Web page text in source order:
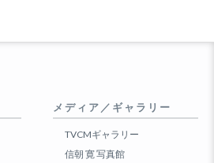
メディア／ギャラリー
TVCMギャラリー
信朝 寛 写真館